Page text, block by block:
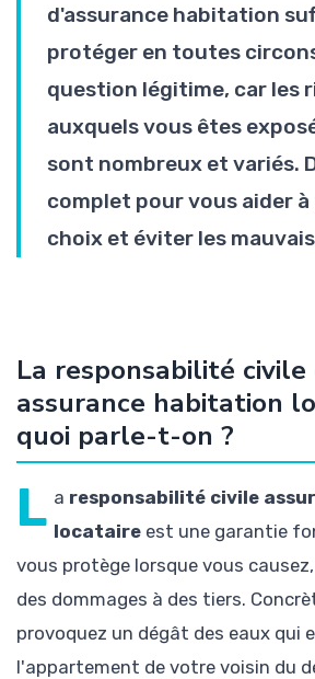
d'assurance habitation
protéger en toutes
question légitime, car les
auxquels vous êtes
sont nombreux et variés.
complet pour vous aider
choix et éviter les
La responsabilité civile
assurance habitation
quoi parle-t-on ?
L a responsabilité civile
locataire est une garantie
vous protège lorsque vous
des dommages à des tiers.
provoquez un dégât des eaux qui
l'appartement de votre voisin du